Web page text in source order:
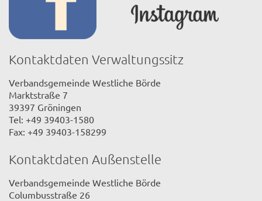
Kontaktdaten Verwaltungssitz
Verbandsgemeinde Westliche Börde
Marktstraße 7
39397 Gröningen
Tel: +49 39403-1580
Fax: +49 39403-158299
Kontaktdaten Außenstelle
Verbandsgemeinde Westliche Börde
Columbusstraße 26